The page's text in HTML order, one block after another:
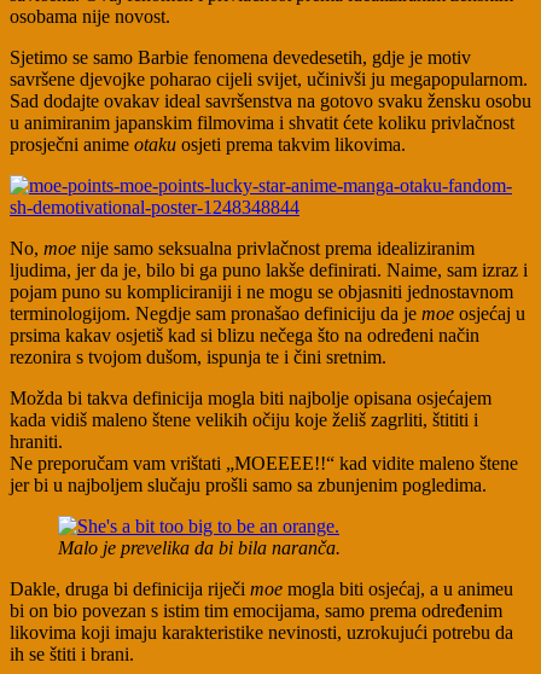
osobama nije novost.
Sjetimo se samo Barbie fenomena devedesetih, gdje je motiv
savršene djevojke poharao cijeli svijet, učinivši ju megapopularnom.
Sad dodajte ovakav ideal savršenstva na gotovo svaku žensku osobu
u animiranim japanskim filmovima i shvatit ćete koliku privlačnost
prosječni anime otaku osjeti prema takvim likovima.
No, moe nije samo seksualna privlačnost prema idealiziranim
ljudima, jer da je, bilo bi ga puno lakše definirati. Naime, sam izraz i
pojam puno su kompliciraniji i ne mogu se objasniti jednostavnom
terminologijom. Negdje sam pronašao definiciju da je moe osjećaj u
prsima kakav osjetiš kad si blizu nečega što na određeni način
rezonira s tvojom dušom, ispunja te i čini sretnim.
Možda bi takva definicija mogla biti najbolje opisana osjećajem
kada vidiš maleno štene velikih očiju koje želiš zagrliti, štititi i
hraniti.
Ne preporučam vam vrištati „MOEEEE!!“ kad vidite maleno štene
jer bi u najboljem slučaju prošli samo sa zbunjenim pogledima.
Malo je prevelika da bi bila naranča.
Dakle, druga bi definicija riječi moe mogla biti osjećaj, a u animeu
bi on bio povezan s istim tim emocijama, samo prema određenim
likovima koji imaju karakteristike nevinosti, uzrokujući potrebu da
ih se štiti i brani.